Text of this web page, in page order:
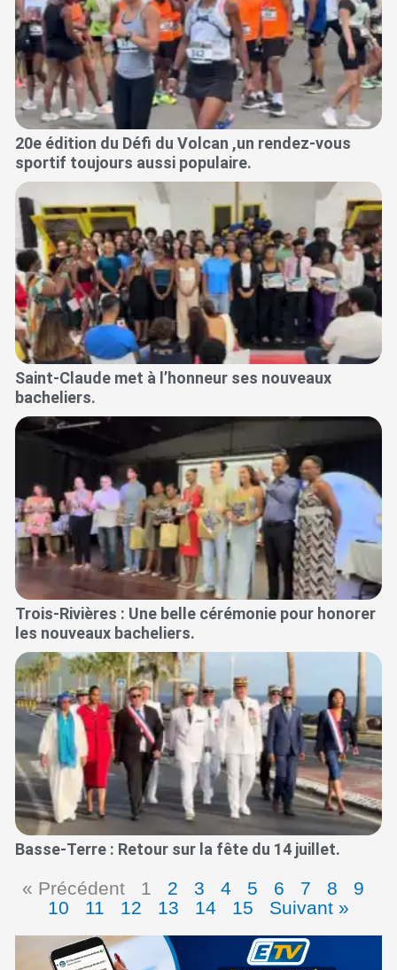
20e édition du Défi du Volcan ,un rendez-vous
sportif toujours aussi populaire.
Saint-Claude met à l’honneur ses nouveaux
bacheliers.
Trois-Rivières : Une belle cérémonie pour honorer
les nouveaux bacheliers.
Basse-Terre : Retour sur la fête du 14 juillet.
« Précédent 1 2 3 4 5 6 7 8
9
10
11 12 13 14 15 Suivant »